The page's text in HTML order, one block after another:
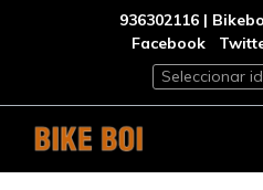
936302116 |
Facebook
Seleccionar